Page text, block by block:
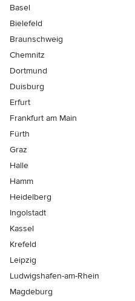
Basel
Bielefeld
Braunschweig
Chemnitz
Dortmund
Duisburg
Erfurt
Frankfurt am Main
Fürth
Graz
Halle
Hamm
Heidelberg
Ingolstadt
Kassel
Krefeld
Leipzig
Ludwigshafen-am-Rhein
Magdeburg